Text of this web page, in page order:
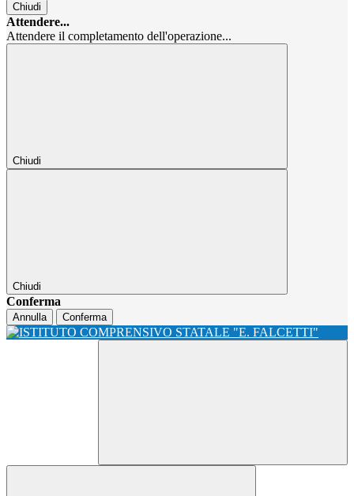
Chiudi
Attendere...
Attendere il completamento dell'operazione...
Chiudi
Chiudi
Conferma
Annulla Conferma